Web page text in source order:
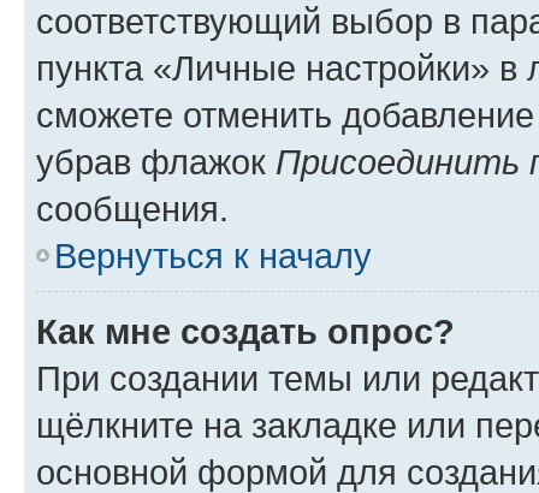
соответствующий выбор в
пункта «Личные настройки»
сможете отменить
убрав флажок Присоединить
сообщения.
Вернуться к началу
Как мне создать опрос?
При создании темы или
щёлкните на закладке или
основной формой для